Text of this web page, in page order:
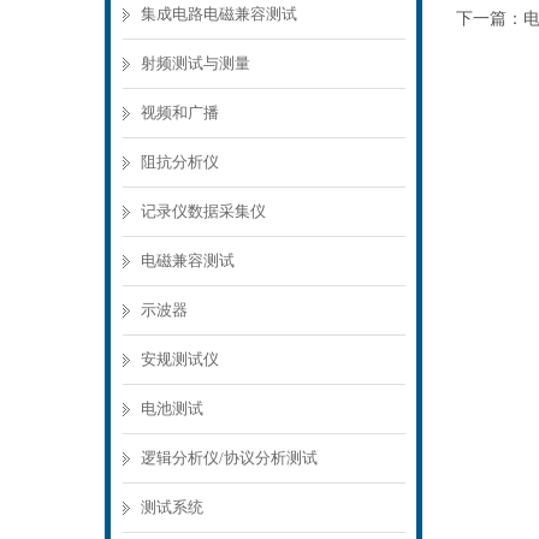
集成电路电磁兼容测试
射频测试与测量
视频和广播
阻抗分析仪
记录仪数据采集仪
电磁兼容测试
示波器
安规测试仪
电池测试
逻辑分析仪/协议分析测试
测试系统
下一篇：